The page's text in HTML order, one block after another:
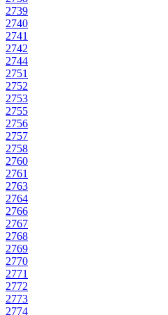
2739
2740
2741
2742
2744
2751
2752
2753
2755
2756
2757
2758
2760
2761
2763
2764
2766
2767
2768
2769
2770
2771
2772
2773
2774